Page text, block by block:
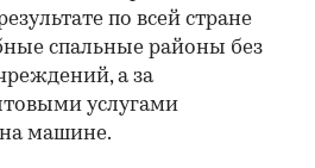
по всей стране
спальные районы без
а за
услугами
машине.